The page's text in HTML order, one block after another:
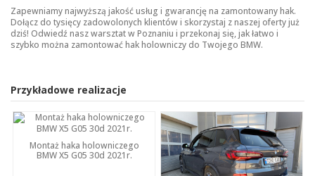
Zapewniamy najwyższą jakość usług i gwarancję na zamontowany hak.
Dołącz do tysięcy zadowolonych klientów i skorzystaj z naszej oferty już
dziś! Odwiedź nasz warsztat w Poznaniu i przekonaj się, jak łatwo i
szybko można zamontować hak holowniczy do Twojego BMW.
Przykładowe realizacje
Montaż haka holowniczego
BMW X5 G05 30d 2021r.